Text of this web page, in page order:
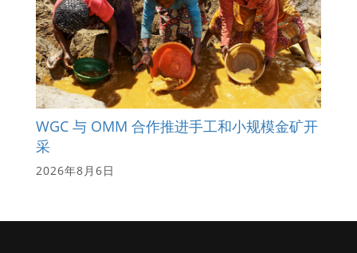
WGC 与 OMM 合作推进手工和小规模金矿开
采
2026年8月6日